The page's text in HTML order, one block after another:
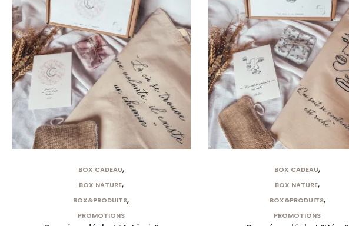
BOX CADEAU,
BOX NATURE,
BOX&PRODUITS,
PROMOTIONS
BOX CADEAU,
BOX NATURE,
BOX&PRODUITS,
PROMOTIONS